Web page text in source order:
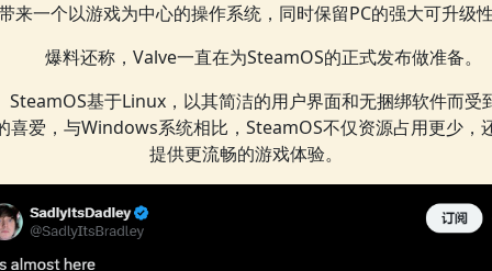
来一个以游戏为中心的操作系统，同时保留PC的强大可升级性
爆料还称，Valve一直在为SteamOS的正式发布做准备。
SteamOS基于Linux，以其简洁的用户界面和无捆绑软件而受
喜爱，与Windows系统相比，SteamOS不仅资源占用更少，
提供更流畅的游戏体验。